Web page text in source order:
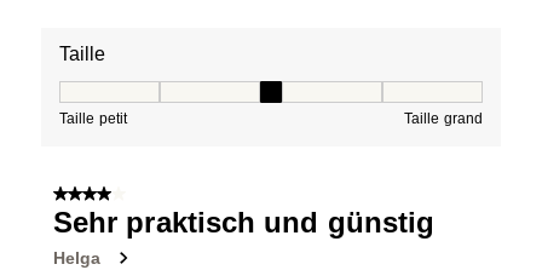
Taille
Taille petit Taille grand
4 sur 5 étoiles.
Sehr praktisch und günstig
Helga